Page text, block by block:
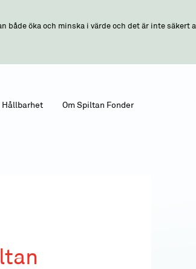
både öka och minska i värde och det är inte säkert
Om Spiltan Fonder
Hållbarhet